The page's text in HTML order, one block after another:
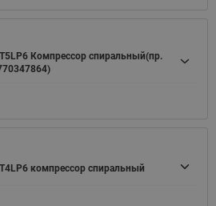
Компрессор спиральный(пр.
компрессор спиральный